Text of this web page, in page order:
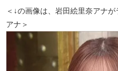
＜↓の画像は、岩田絵里奈アナ
アナ＞